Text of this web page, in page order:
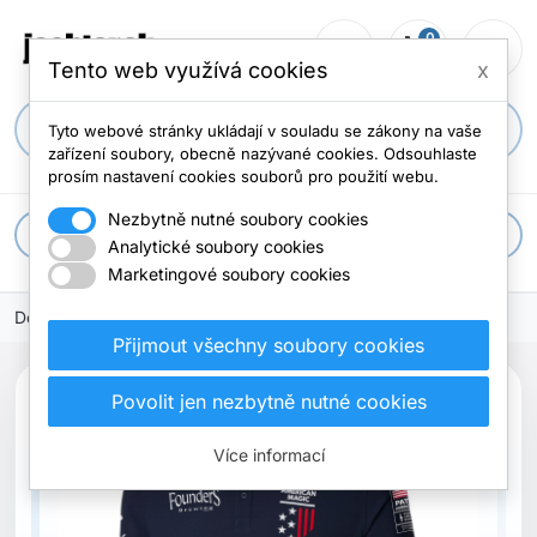
search
person_outline shopping_cart
0 menu
apps Všechny kategorie
Domů
Tento web využívá cookies x
Tyto webové stránky ukládají v souladu se zákony na vaše
zařízení soubory, obecně nazývané cookies. Odsouhlaste
prosím nastavení cookies souborů pro použití webu.
Nezbytně nutné soubory cookies
Analytické soubory cookies
Marketingové soubory cookies
Přijmout všechny soubory cookies
Povolit jen nezbytně nutné cookies
Více informací